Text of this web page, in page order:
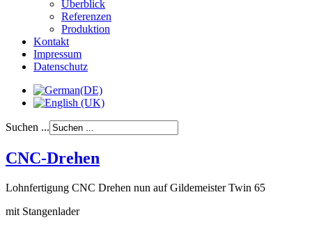
Überblick
Referenzen
Produktion
Kontakt
Impressum
Datenschutz
Suchen ...
CNC-Drehen
Lohnfertigung CNC Drehen nun auf Gildemeister Twin 65
mit Stangenlader